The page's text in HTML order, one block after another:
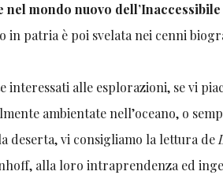
nel mondo nuovo dell’Inaccessibile
in patria è poi svelata nei cenni
interessati alle esplorazioni, se vi
ambientate nell’oceano, o
deserta, vi consigliamo la lettura de
alla loro intraprendenza ed